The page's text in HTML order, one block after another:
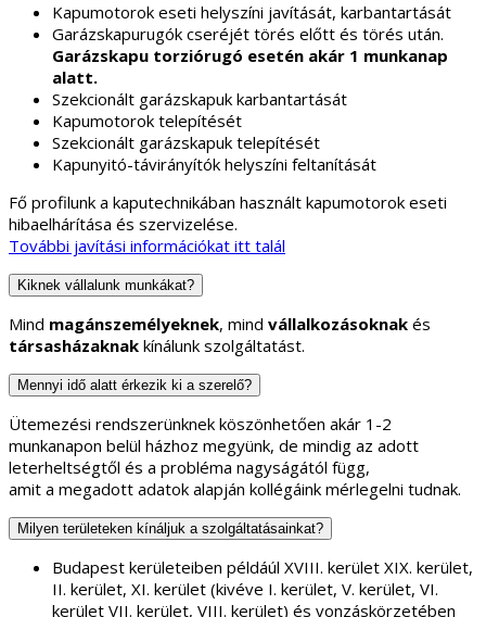
Kapumotorok eseti helyszíni javítását, karbantartását
Garázskapurugók cseréjét törés előtt és törés után.
Garázskapu torziórugó esetén akár 1 munkanap
alatt.
Szekcionált garázskapuk karbantartását
Kapumotorok telepítését
Szekcionált garázskapuk telepítését
Kapunyitó-távirányítók helyszíni feltanítását
Fő profilunk a kaputechnikában használt kapumotorok eseti
hibaelhárítása és szervizelése.
További javítási információkat itt talál
Kiknek vállalunk munkákat?
Mind magánszemélyeknek, mind vállalkozásoknak és
társasházaknak kínálunk szolgáltatást.
Mennyi idő alatt érkezik ki a szerelő?
Ütemezési rendszerünknek köszönhetően akár 1-2
munkanapon belül házhoz megyünk, de mindig az adott
leterheltségtől és a probléma nagyságától függ,
amit a megadott adatok alapján kollégáink mérlegelni tudnak.
Milyen területeken kínáljuk a szolgáltatásainkat?
Budapest kerületeiben példáúl XVIII. kerület XIX. kerület,
II. kerület, XI. kerület (kivéve I. kerület, V. kerület, VI.
kerület VII. kerület, VIII. kerület) és vonzáskörzetében